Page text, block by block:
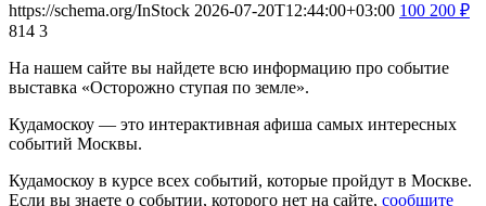
https://schema.org/InStock 2026-07-20T12:44:00+03:00 100 200 ₽
814 3
На нашем сайте вы найдете всю информацию про событие
выставка «Осторожно ступая по земле».
Кудамоскоу — это интерактивная афиша самых интересных
событий Москвы.
Кудамоскоу в курсе всех событий, которые пройдут в Москве.
Если вы знаете о событии, которого нет на сайте, сообщите